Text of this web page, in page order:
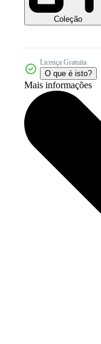
Coleção
Licença Gratuita
O que é isto?
Mais informações